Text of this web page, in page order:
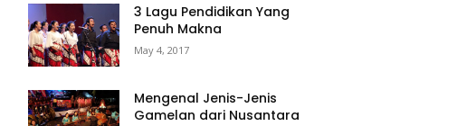
3 Lagu Pendidikan Yang
Penuh Makna
May 4, 2017
Mengenal Jenis-Jenis
Gamelan dari Nusantara